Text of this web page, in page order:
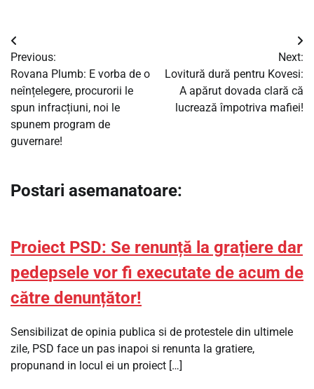
Navigare
în
articole
Previous:
Rovana Plumb: E vorba de o
neînțelegere, procurorii le
spun infracțiuni, noi le
spunem program de
guvernare!
Next:
Lovitură dură pentru Kovesi:
A apărut dovada clară că
lucrează împotriva mafiei!
Postari asemanatoare:
Proiect PSD: Se renunță la grațiere dar
pedepsele vor fi executate de acum de
către denunțător!
Sensibilizat de opinia publica si de protestele din ultimele
zile, PSD face un pas inapoi si renunta la gratiere,
propunand in locul ei un proiect […]